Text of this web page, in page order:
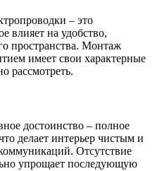
– это
влияет на удобство,
пространства. Монтаж
имеет свои характерные
рассмотреть.
достоинство – полное
делает интерьер чистым и
Отсутствие
упрощает последующую